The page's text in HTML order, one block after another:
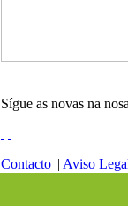
Sígue as novas na
Contacto || Aviso